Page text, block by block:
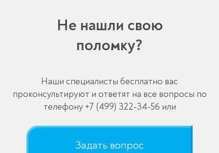
Не нашли свою
поломку?
Наши специалисты бесплатно вас
проконсультируют и ответят на все вопросы по
телефону +7 (499) 322-34-56 или
Задать вопрос